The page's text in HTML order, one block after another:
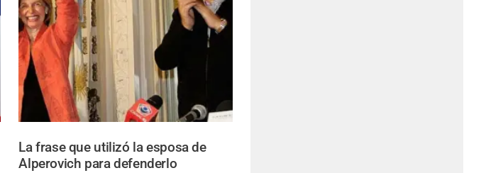
La frase que utilizó la esposa de
Alperovich para defenderlo